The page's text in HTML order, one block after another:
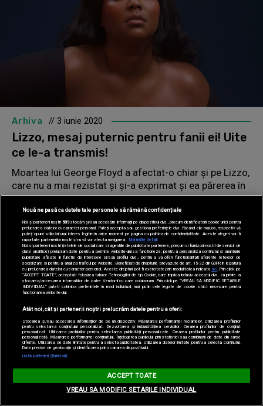
Arhiva // 3 iunie 2020
Lizzo, mesaj puternic pentru fanii ei! Uite
ce le-a transmis!
Moartea lui George Floyd a afectat-o chiar și pe Lizzo,
care nu a mai rezistat și și-a exprimat și ea părerea în
mediul online.
// 1 iunie 2020
Nouă ne pasă ca datele tale personale să rămână confidențiale
Noi și partenerii noștri589stocăm și/sau accesăm informații pe dispozitivul dvs., precum identificatorii cookie unici pentru
prelucrarea datelor cu caracter personal. Puteți accepta sau gestiona preferințele dvs. făcând clic mai jos, respectiv vă
puteți opune utilizării unui interes legitim în orice moment pe pagina cu politica de confidențialitate. Aceste alegeri vor fi
raportate partenerilor noștri și nu vă vor afecta navigarea.
Mai multe detalii
Noi si partenerii nostri (retelele de socializare si agentiile de publicitate partenere, precum si furnizorii nostri de servicii de
date analitice) prelucram date pentru a permite website-ului sa functioneze, pentru a personaliza continutul si anunturile
publicitare afisate in functie de interesele si/sau profilul dvs., pentru a va oferi functionalitati aferente retelelor de
socializare si pentru a analiza traficul pe website. Beneficiati de drepturile prevazute de art. 15-22 din GDPR in legatura
cu prelucrarea datelor cu caracter personal. Aceste drepturi pot fi exercitate prin modalitatea indicataaici. Prin click pe
“ACCEPT TOATE”, acceptati folosirea tuturor Tehnologiilor de tip Cookie, care implica inclusiv acceptul dvs. cu privire la
stocarea/accesarea informatiilor de catre Vendor-ii cu care colaboram. Prin click pe “VREAU SA MODIFIC SETARILE
INDIVIDUAL” puteti schimba preferintele in mod individual, mai putin cele legate de cookie strict necesare pentru
functionarea website-ului.
Atât noi, cât și partenerii noștri prelucrăm datele pentru a oferi:
Stocarea și/sau accesarea informațiilor de pe un dispozitiv. Măsurarea performanței reclamelor. Utilizarea profilurilor
pentru selectarea conținutului personalizat. Dezvoltarea și îmbunătățirea serviciilor. Crearea profilurilor de conținut
personalizat. Utilizarea profilurilor pentru selectarea publicității personalizate. Crearea profilurilor pentru publicitate
personalizată. Măsurarea performanței conținutului. Înțelegerea publicului prin statistici sau combinații de date din surse
diferite. Utilizarea de date limitate pentru a selecta publicitatea. Utilizarea datelor limitate pentru a selecta conținutul.
Date precise de geolocație și identificarea prin scanarea dispozitivului.
Listă parteneri (furnizori)
ACCEPT TOATE
VREAU SA MODIFIC SETARILE INDIVIDUAL